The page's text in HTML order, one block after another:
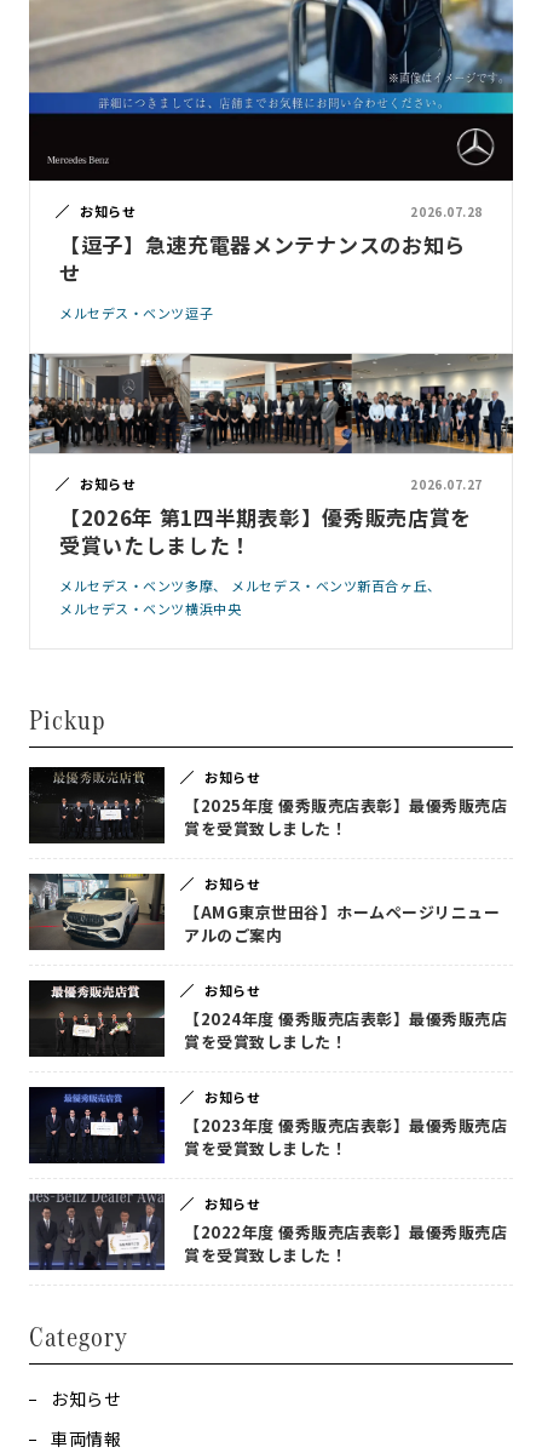
お知らせ 2026.07.28
【逗子】急速充電器メンテナンスのお知ら
せ
メルセデス・ベンツ逗子
お知らせ 2026.07.27
【2026年 第1四半期表彰】優秀販売店賞を
受賞いたしました！
メルセデス・ベンツ多摩
メルセデス・ベンツ新百合ヶ丘
メルセデス・ベンツ横浜中央
Pickup
お知らせ
【2025年度 優秀販売店表彰】最優秀販売店
賞を受賞致しました！
お知らせ
【AMG東京世田谷】ホームページリニュー
アルのご案内
お知らせ
【2024年度 優秀販売店表彰】最優秀販売店
賞を受賞致しました！
お知らせ
【2023年度 優秀販売店表彰】最優秀販売店
賞を受賞致しました！
お知らせ
【2022年度 優秀販売店表彰】最優秀販売店
賞を受賞致しました！
Category
お知らせ
車両情報